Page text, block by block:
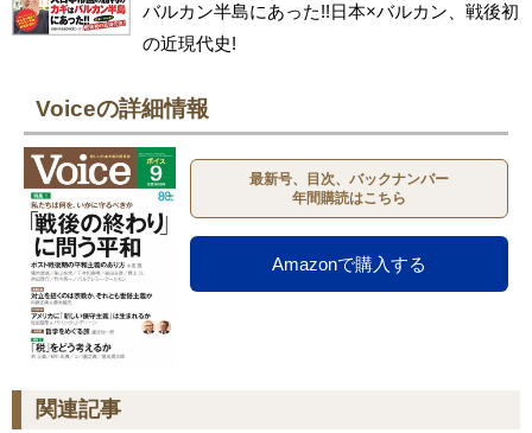
バルカン半島にあった!!日本×バルカン、戦後初
の近現代史!
Voiceの詳細情報
最新号、目次、バックナンバー
年間購読はこちら
Amazonで購入する
関連記事